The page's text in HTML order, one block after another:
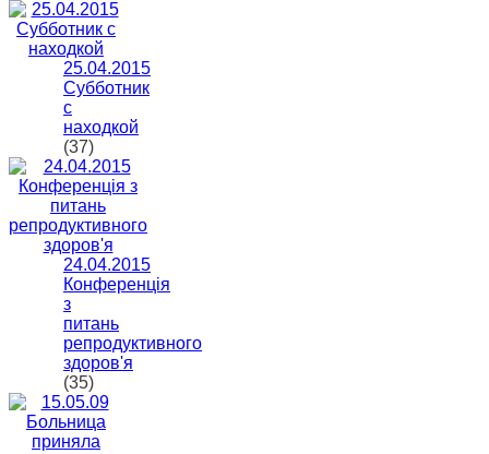
25.04.2015
Субботник
с
находкой
(37)
24.04.2015
Конференція
з
питань
репродуктивного
здоров'я
(35)